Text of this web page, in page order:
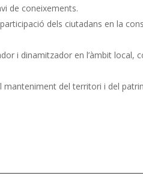
de coneixements.
dels ciutadans en la
i dinamitzador en l’àmbit local,
del territori i del